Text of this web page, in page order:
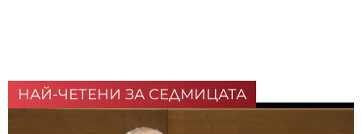
НАЙ-ЧЕТЕНИ ЗА СЕДМИЦАТА